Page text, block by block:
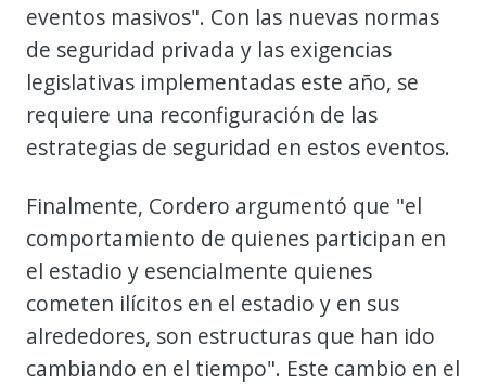
eventos masivos". Con las nuevas normas
de seguridad privada y las exigencias
legislativas implementadas este año, se
requiere una reconfiguración de las
estrategias de seguridad en estos eventos.
Finalmente, Cordero argumentó que "el
comportamiento de quienes participan en
el estadio y esencialmente quienes
cometen ilícitos en el estadio y en sus
alrededores, son estructuras que han ido
cambiando en el tiempo". Este cambio en el